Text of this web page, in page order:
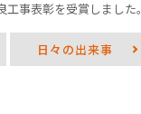
事表彰を受賞しました。
日々の出来事